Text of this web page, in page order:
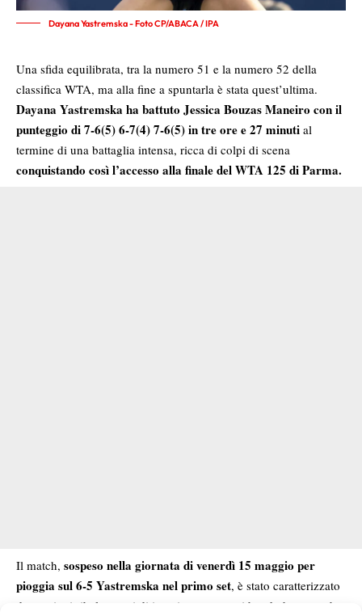
Dayana Yastremska - Foto CP/ABACA / IPA
Una sfida equilibrata, tra la numero 51 e la numero 52 della
classifica WTA, ma alla fine a spuntarla è stata quest’ultima.
Dayana Yastremska ha battuto Jessica Bouzas Maneiro con il
punteggio di 7-6(5) 6-7(4) 7-6(5) in tre ore e 27 minuti al
termine di una battaglia intensa, ricca di colpi di scena
conquistando così l’accesso alla finale del WTA 125 di Parma.
Il match, sospeso nella giornata di venerdì 15 maggio per
pioggia sul 6-5 Yastremska nel primo set, è stato caratterizzato
da continui ribaltamenti di inerzia e numerosi break da entrambe